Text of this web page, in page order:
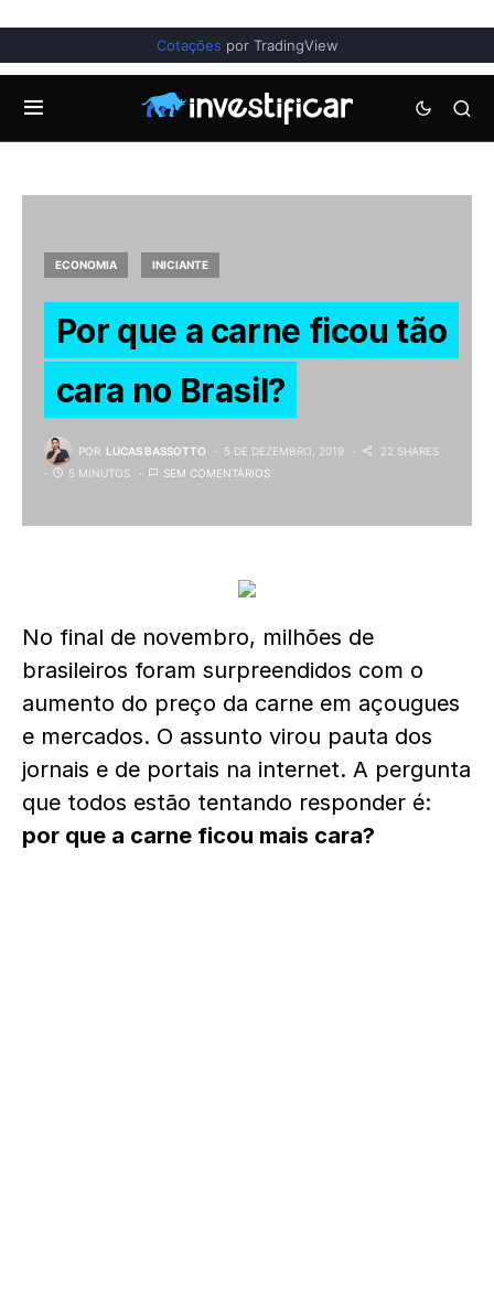
Cotações por TradingView
ECONOMIA INICIANTE
Por que a carne ficou tão
cara no Brasil?
POR LUCAS BASSOTTO 5 DE DEZEMBRO, 2019
22 SHARES
5 MINUTOS
SEM COMENTÁRIOS
No final de novembro, milhões de
brasileiros foram surpreendidos com o
aumento do preço da carne em açougues
e mercados. O assunto virou pauta dos
jornais e de portais na internet. A pergunta
que todos estão tentando responder é:
por que a carne ficou mais cara?